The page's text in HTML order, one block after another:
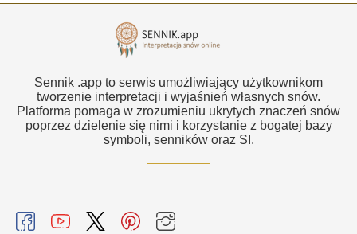
Sennik .app to serwis umożliwiający użytkownikom
tworzenie interpretacji i wyjaśnień własnych snów.
Platforma pomaga w zrozumieniu ukrytych znaczeń snów
poprzez dzielenie się nimi i korzystanie z bogatej bazy
symboli, senników oraz SI.